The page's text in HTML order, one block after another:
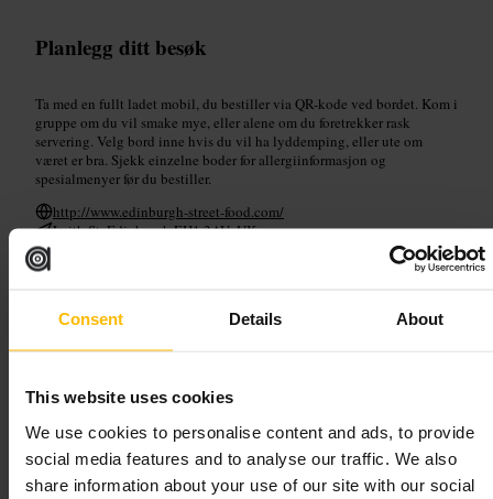
Consent Details About
This website uses cookies
We use cookies to personalise content and ads, to provide
social media features and to analyse our traffic. We also
share information about your use of our site with our social
Planlegg ditt besøk
Ta med en fullt ladet mobil, du bestiller via QR-kode ved bordet. Kom i
gruppe om du vil smake mye, eller alene om du foretrekker rask
servering. Velg bord inne hvis du vil ha lyddemping, eller ute om
været er bra. Sjekk einzelne boder for allergiinformasjon og
spesialmenyer før du bestiller.
http://www.edinburgh-street-food.com/
Leith St, Edinburgh EH1 3AU, UK
Mat og drikke•Bar